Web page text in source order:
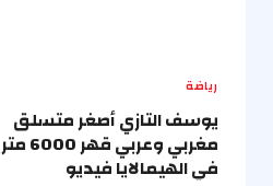
رياضة
يوسف التازي أصغر متسلق
مغربي وعربي قهر 6000 متر
في الهيمالايا فيديو